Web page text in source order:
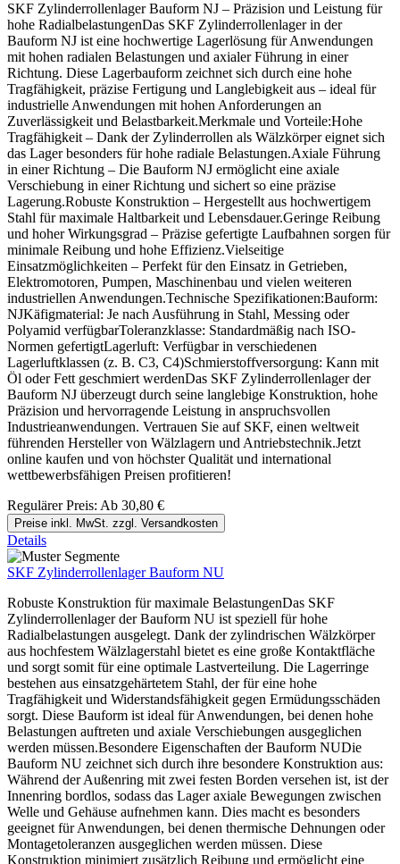
SKF Zylinderrollenlager Bauform NJ – Präzision und Leistung für
hohe RadialbelastungenDas SKF Zylinderrollenlager in der
Bauform NJ ist eine hochwertige Lagerlösung für Anwendungen
mit hohen radialen Belastungen und axialer Führung in einer
Richtung. Diese Lagerbauform zeichnet sich durch eine hohe
Tragfähigkeit, präzise Fertigung und Langlebigkeit aus – ideal für
industrielle Anwendungen mit hohen Anforderungen an
Zuverlässigkeit und Belastbarkeit.Merkmale und Vorteile:Hohe
Tragfähigkeit – Dank der Zylinderrollen als Wälzkörper eignet sich
das Lager besonders für hohe radiale Belastungen.Axiale Führung
in einer Richtung – Die Bauform NJ ermöglicht eine axiale
Verschiebung in einer Richtung und sichert so eine präzise
Lagerung.Robuste Konstruktion – Hergestellt aus hochwertigem
Stahl für maximale Haltbarkeit und Lebensdauer.Geringe Reibung
und hoher Wirkungsgrad – Präzise gefertigte Laufbahnen sorgen für
minimale Reibung und hohe Effizienz.Vielseitige
Einsatzmöglichkeiten – Perfekt für den Einsatz in Getrieben,
Elektromotoren, Pumpen, Maschinenbau und vielen weiteren
industriellen Anwendungen.Technische Spezifikationen:Bauform:
NJKäfigmaterial: Je nach Ausführung in Stahl, Messing oder
Polyamid verfügbarToleranzklasse: Standardmäßig nach ISO-
Normen gefertigtLagerluft: Verfügbar in verschiedenen
Lagerluftklassen (z. B. C3, C4)Schmierstoffversorgung: Kann mit
Öl oder Fett geschmiert werdenDas SKF Zylinderrollenlager der
Bauform NJ überzeugt durch seine langlebige Konstruktion, hohe
Präzision und hervorragende Leistung in anspruchsvollen
Industrieanwendungen. Vertrauen Sie auf SKF, einen weltweit
führenden Hersteller von Wälzlagern und Antriebstechnik.Jetzt
online kaufen und von höchster Qualität und international
wettbewerbsfähigen Preisen profitieren!
Regulärer Preis: Ab 30,80 €
Preise inkl. MwSt. zzgl. Versandkosten
Details
SKF Zylinderrollenlager Bauform NU
Robuste Konstruktion für maximale BelastungenDas SKF
Zylinderrollenlager der Bauform NU ist speziell für hohe
Radialbelastungen ausgelegt. Dank der zylindrischen Wälzkörper
aus hochfestem Wälzlagerstahl bietet es eine große Kontaktfläche
und sorgt somit für eine optimale Lastverteilung. Die Lagerringe
bestehen aus einsatzgehärtetem Stahl, der für eine hohe
Tragfähigkeit und Widerstandsfähigkeit gegen Ermüdungsschäden
sorgt. Diese Bauform ist ideal für Anwendungen, bei denen hohe
Belastungen auftreten und axiale Verschiebungen ausgeglichen
werden müssen.Besondere Eigenschaften der Bauform NUDie
Bauform NU zeichnet sich durch ihre besondere Konstruktion aus:
Während der Außenring mit zwei festen Borden versehen ist, ist der
Innenring bordlos, sodass das Lager axiale Bewegungen zwischen
Welle und Gehäuse aufnehmen kann. Dies macht es besonders
geeignet für Anwendungen, bei denen thermische Dehnungen oder
Montagetoleranzen ausgeglichen werden müssen. Diese
Konstruktion minimiert zusätzlich Reibung und ermöglicht eine